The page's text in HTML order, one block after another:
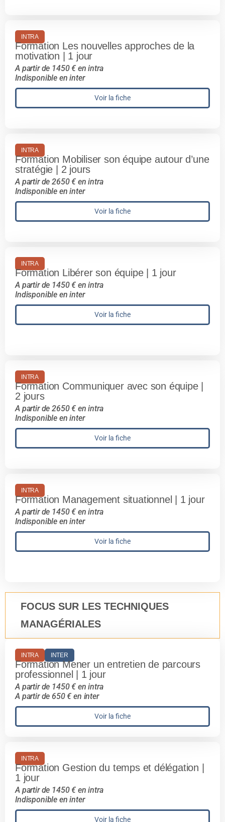
INTRA
Formation Les nouvelles approches de la
motivation | 1 jour
A partir de 1450 € en intra
Indisponible en inter
Voir la fiche
INTRA
Formation Mobiliser son équipe autour d’une
stratégie | 2 jours
A partir de 2650 € en intra
Indisponible en inter
Voir la fiche
INTRA
Formation Libérer son équipe | 1 jour
A partir de 1450 € en intra
Indisponible en inter
Voir la fiche
INTRA
Formation Communiquer avec son équipe |
2 jours
A partir de 2650 € en intra
Indisponible en inter
Voir la fiche
INTRA
Formation Management situationnel | 1 jour
A partir de 1450 € en intra
Indisponible en inter
Voir la fiche
FOCUS SUR LES TECHNIQUES
MANAGÉRIALES
INTRA INTER
Formation Mener un entretien de parcours
professionnel | 1 jour
A partir de 1450 € en intra
A partir de 650 € en inter
Voir la fiche
INTRA
Formation Gestion du temps et délégation |
1 jour
A partir de 1450 € en intra
Indisponible en inter
Voir la fiche